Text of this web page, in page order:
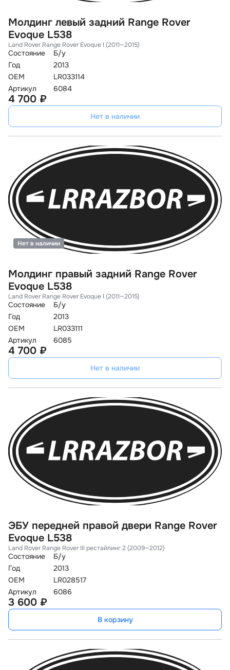
Молдинг левый задний Range Rover
Evoque L538
Land Rover Range Rover Evoque I (2011—2015)
Состояние
Б/у
Год
2013
OEM
LR033114
Артикул
6084
4 700 ₽
Нет в наличии
Молдинг правый задний Range Rover
Evoque L538
Land Rover Range Rover Evoque I (2011—2015)
Состояние
Б/у
Год
2013
OEM
LR033111
Артикул
6085
Нет в наличии
4 700 ₽
Нет в наличии
ЭБУ передней правой двери Range Rover
Evoque L538
Land Rover Range Rover III рестайлинг 2 (2009—2012)
Состояние
Б/у
Год
2013
OEM
LR028517
Артикул
6086
3 600 ₽
В корзину